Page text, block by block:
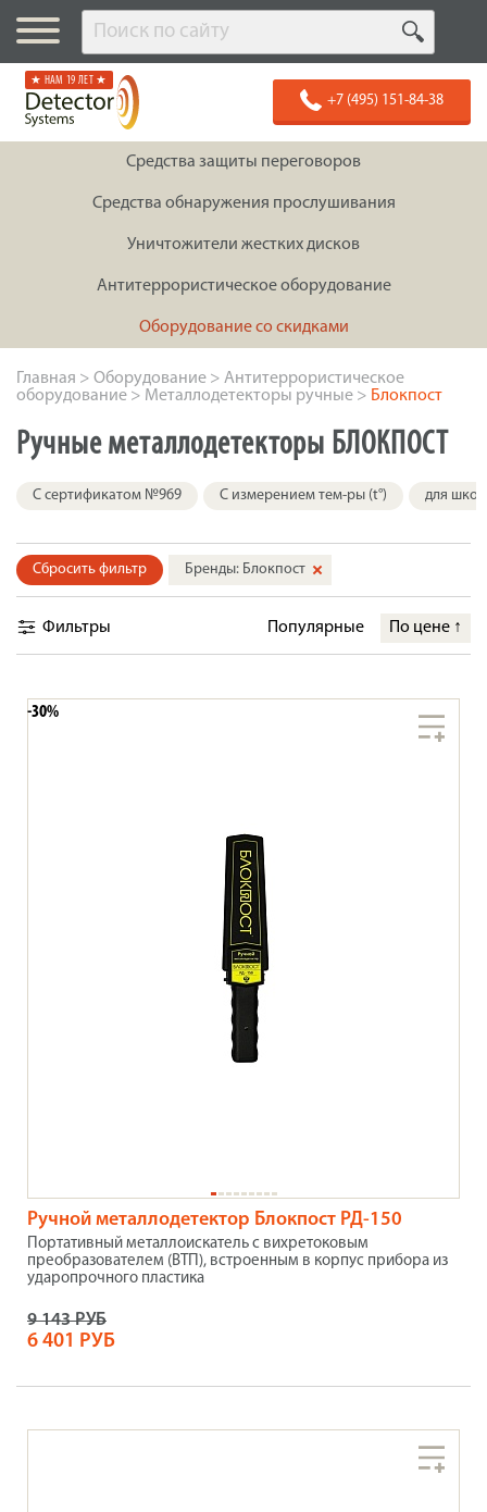
★ НАМ 19 ЛЕТ ★
+7 (495) 151-84-38
Средства защиты переговоров
Средства обнаружения прослушивания
Уничтожители жестких дисков
Антитеррористическое оборудование
Оборудование со скидками
Главная > Оборудование > Антитеррористическое
оборудование > Металлодетекторы ручные > Блокпост
Ручные металлодетекторы БЛОКПОСТ
С сертификатом №969 С измерением тем-ры (t°) для
Сбросить фильтр Бренды: Блокпост
Фильтры Популярные По цене ↑
Ручной металлодетектор Блокпост РД-150
Портативный металлоискатель с вихретоковым
преобразователем (ВТП), встроенным в корпус прибора из
ударопрочного пластика
-30%
9 143 РУБ
6 401 РУБ